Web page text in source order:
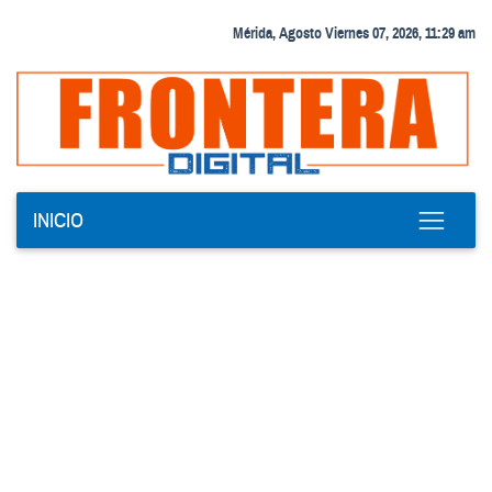
Mérida, Agosto Viernes 07, 2026, 11:29 am
INICIO